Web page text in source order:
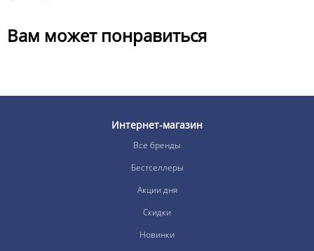
Вам может понравиться
Интернет-магазин
Все бренды
Бестселлеры
Акции дня
Скидки
Новинки